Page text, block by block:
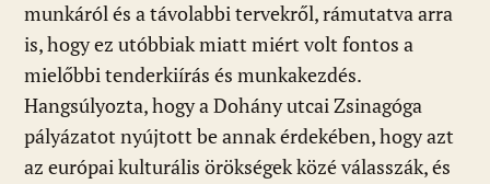
munkáról és a távolabbi tervekről, rámutatva arra
is, hogy ez utóbbiak miatt miért volt fontos a
mielőbbi tenderkiírás és munkakezdés.
Hangsúlyozta, hogy a Dohány utcai Zsinagóga
pályázatot nyújtott be annak érdekében, hogy azt
az európai kulturális örökségek közé válasszák, és